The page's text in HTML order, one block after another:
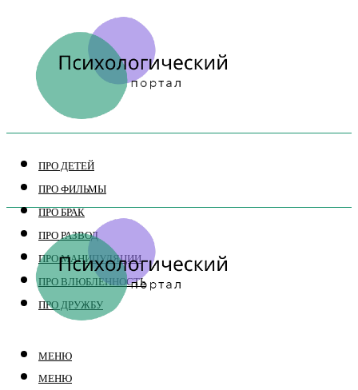
ПРО ДЕТЕЙ
ПРО ФИЛЬМЫ
ПРО БРАК
ПРО РАЗВОД
ПРО МАНИПУЛЯЦИИ
ПРО ВЛЮБЛЕННОСТЬ
ПРО ДРУЖБУ
МЕНЮ
МЕНЮ